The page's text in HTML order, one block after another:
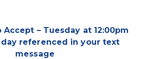
Accept – Tuesday at 12:00pm
day referenced in your text
message